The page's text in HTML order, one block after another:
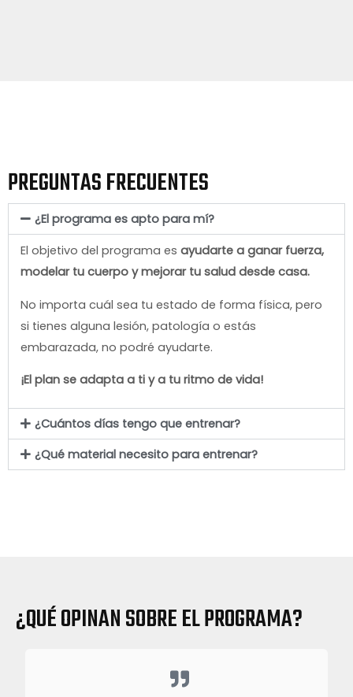
PREGUNTAS FRECUENTES
¿El programa es apto para mí?
El objetivo del programa es ayudarte a ganar fuerza,
modelar tu cuerpo y mejorar tu salud desde casa.
No importa cuál sea tu estado de forma física, pero
si tienes alguna lesión, patología o estás
embarazada, no podré ayudarte.
¡El plan se adapta a ti y a tu ritmo de vida!
¿Cuántos días tengo que entrenar?
¿Qué material necesito para entrenar?
¿QUÉ OPINAN SOBRE EL PROGRAMA?